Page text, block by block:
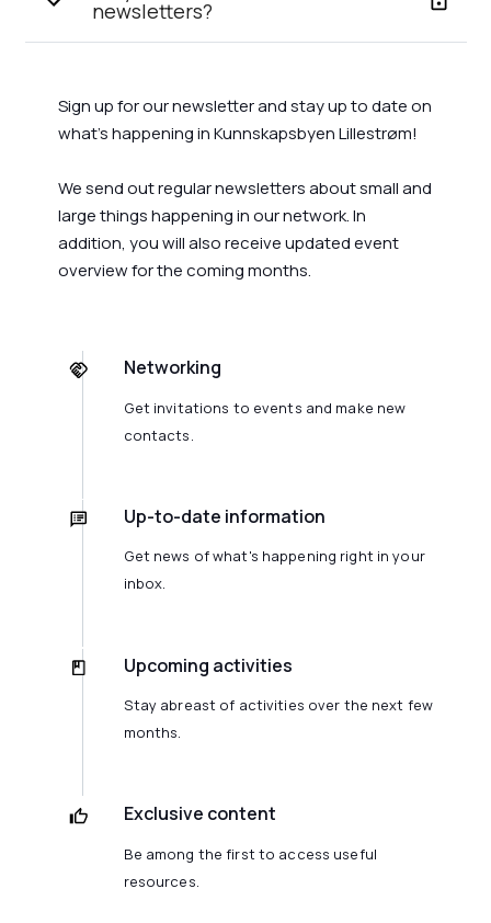
newsletters?
Sign up for our newsletter and stay up to date on
what's happening in Kunnskapsbyen Lillestrøm!
We send out regular newsletters about small and
large things happening in our network. In
addition, you will also receive updated event
overview for the coming months.
Networking
Get invitations to events and make new
contacts.
Up-to-date information
Get news of what's happening right in your
inbox.
Upcoming activities
Stay abreast of activities over the next few
months.
Exclusive content
Be among the first to access useful
resources.